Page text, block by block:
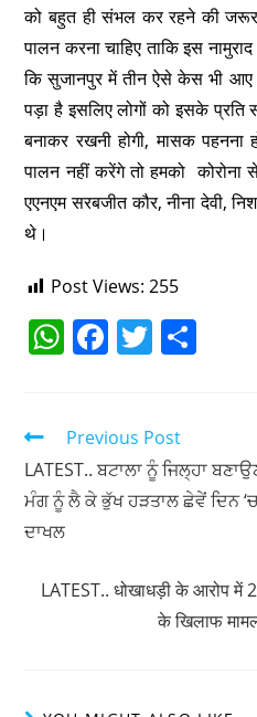
को बहुत ही संभल कर रहने की
पालन करना चाहिए ताकि इस
कि सुजानपुर में तीन ऐसे केस भी आए
पड़ा है इसलिए लोगों को इसके प्रति
बनाकर रखनी होगी, मासक पहनना
पालन नहीं करेंगे तो हमको
एएनएम सरबजीत कौर, नीना देवी,
थे।
Post Views: 255
W
s
A
p
p
F
e
b
o
k
T
er
Previous Post
LATEST.. ਬਟਾਲਾ ਨੂੰ ਜਿਲ੍ਹਾ
ਮੰਗ ਨੂੰ ਲੈ ਕੇ ਭੁੱਖ ਹੜਤਾਲ ਛੇਵੇਂ ਦਿਨ
ਦਾਖਲ
LATEST.. धोखाधड़ी के आरोप में 2
के खिलाफ